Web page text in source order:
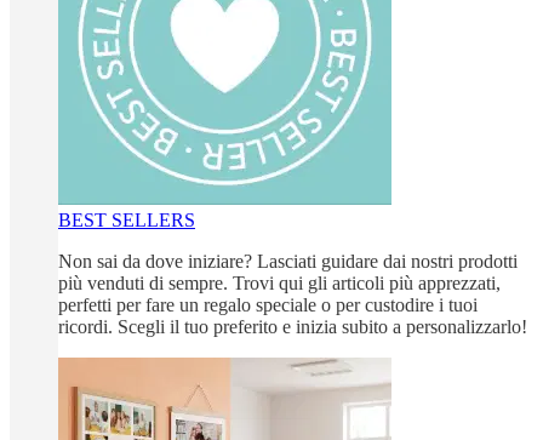
BEST SELLERS
Non sai da dove iniziare? Lasciati guidare dai nostri prodotti
più venduti di sempre. Trovi qui gli articoli più apprezzati,
perfetti per fare un regalo speciale o per custodire i tuoi
ricordi. Scegli il tuo preferito e inizia subito a personalizzarlo!